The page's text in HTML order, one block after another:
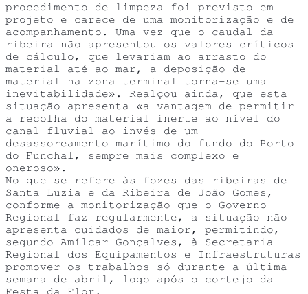
procedimento de limpeza foi previsto em
projeto e carece de uma monitorização e de
acompanhamento. Uma vez que o caudal da
ribeira não apresentou os valores críticos
de cálculo, que levariam ao arrasto do
material até ao mar, a deposição de
material na zona terminal torna-se uma
inevitabilidade». Realçou ainda, que esta
situação apresenta «a vantagem de permitir
a recolha do material inerte ao nível do
canal fluvial ao invés de um
desassoreamento marítimo do fundo do Porto
do Funchal, sempre mais complexo e
oneroso».
No que se refere às fozes das ribeiras de
Santa Luzia e da Ribeira de João Gomes,
conforme a monitorização que o Governo
Regional faz regularmente, a situação não
apresenta cuidados de maior, permitindo,
segundo Amílcar Gonçalves, à Secretaria
Regional dos Equipamentos e Infraestruturas
promover os trabalhos só durante a última
semana de abril, logo após o cortejo da
Festa da Flor.